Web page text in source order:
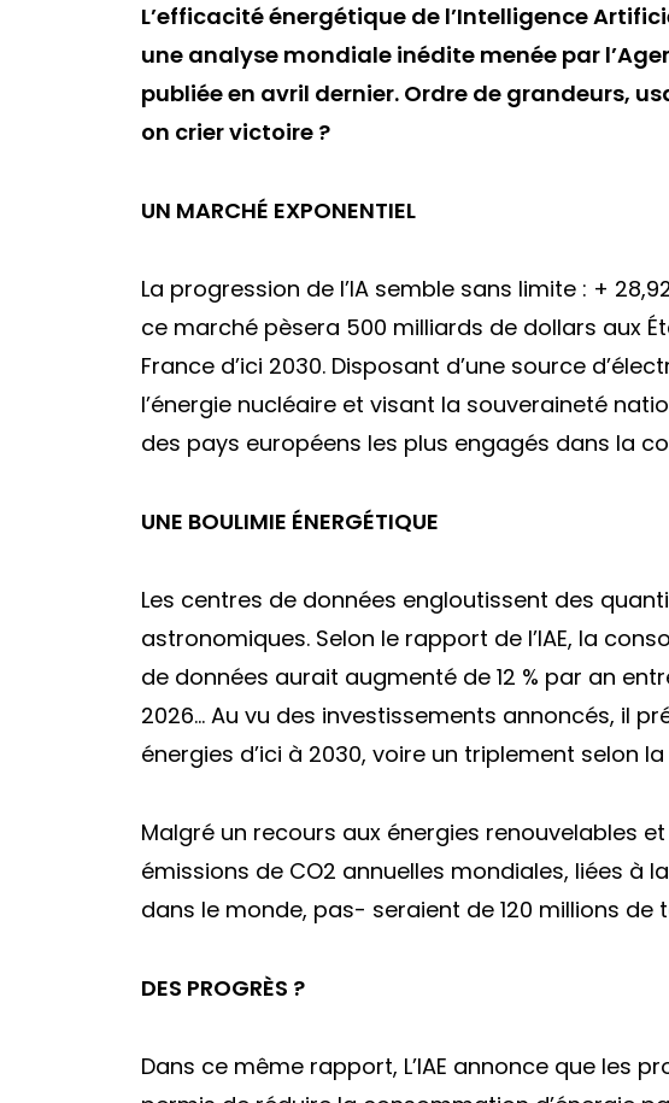
L’efficacité énergétique de l’Intelligence
une analyse mondiale inédite menée par
publiée en avril dernier. Ordre de grandeurs,
on crier victoire ?
UN MARCHÉ EXPONENTIEL
La progression de l’IA semble sans limite : +
ce marché pèsera 500 milliards de dollars aux
France d’ici 2030. Disposant d’une source
l’énergie nucléaire et visant la souveraineté
des pays européens les plus engagés dans la
UNE BOULIMIE ÉNERGÉTIQUE
Les centres de données engloutissent des
astronomiques. Selon le rapport de l’IAE, la
de données aurait augmenté de 12 % par an
2026… Au vu des investissements annoncés, il
énergies d’ici à 2030, voire un triplement selon
Malgré un recours aux énergies renouvelables et
émissions de CO2 annuelles mondiales, liées à
dans le monde, pas- seraient de 120 millions de
DES PROGRÈS ?
Dans ce même rapport, L’IAE annonce que les